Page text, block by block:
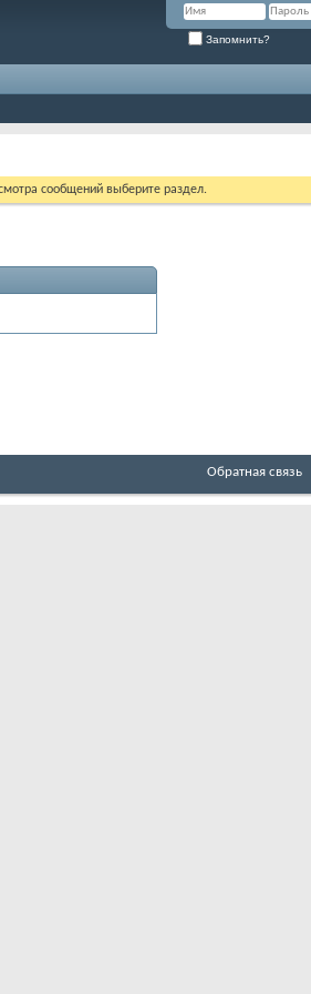
Запомнить?
сообщений выберите раздел.
Обратная связь